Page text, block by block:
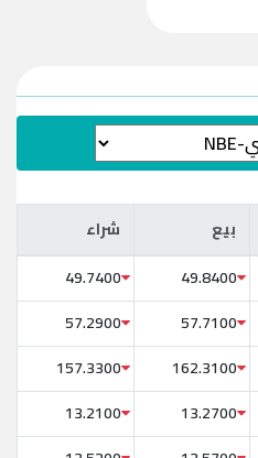
بيع شراء بيع
شراء
49.8400
49.7400
57.7100
57.2900
162.3100
157.3300
13.2700
13.2100